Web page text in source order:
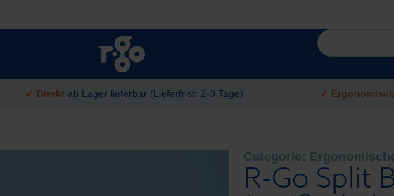
✓ Direkt ab Lager lieferbar (Lieferfrist: 2-3 Tage) ✓
Categorie:
R-Go Split